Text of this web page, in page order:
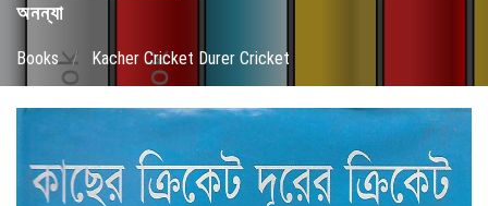
অনন্যা
Books / Kacher Cricket Durer Cricket